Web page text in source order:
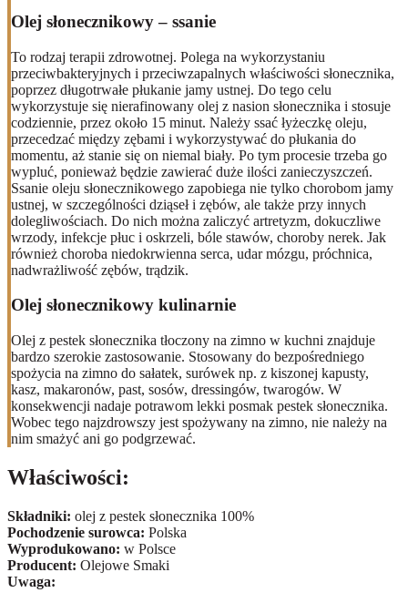
Olej słonecznikowy – ssanie
To rodzaj terapii zdrowotnej. Polega na wykorzystaniu
przeciwbakteryjnych i przeciwzapalnych właściwości słonecznika,
poprzez długotrwałe płukanie jamy ustnej. Do tego celu
wykorzystuje się nierafinowany olej z nasion słonecznika i stosuje
codziennie, przez około 15 minut. Należy ssać łyżeczkę oleju,
przecedzać między zębami i wykorzystywać do płukania do
momentu, aż stanie się on niemal biały. Po tym procesie trzeba go
wypluć, ponieważ będzie zawierać duże ilości zanieczyszczeń.
Ssanie oleju słonecznikowego zapobiega nie tylko chorobom jamy
ustnej, w szczególności dziąseł i zębów, ale także przy innych
dolegliwościach. Do nich można zaliczyć artretyzm, dokuczliwe
wrzody, infekcje płuc i oskrzeli, bóle stawów, choroby nerek. Jak
również choroba niedokrwienna serca, udar mózgu, próchnica,
nadwrażliwość zębów, trądzik.
Olej słonecznikowy kulinarnie
Olej z pestek słonecznika tłoczony na zimno w kuchni znajduje
bardzo szerokie zastosowanie. Stosowany do bezpośredniego
spożycia na zimno do sałatek, surówek np. z kiszonej kapusty,
kasz, makaronów, past, sosów, dressingów, twarogów. W
konsekwencji nadaje potrawom lekki posmak pestek słonecznika.
Wobec tego najzdrowszy jest spożywany na zimno, nie należy na
nim smażyć ani go podgrzewać.
Właściwości:
Składniki: olej z pestek słonecznika 100%
Pochodzenie surowca: Polska
Wyprodukowano: w Polsce
Producent: Olejowe Smaki
Uwaga: